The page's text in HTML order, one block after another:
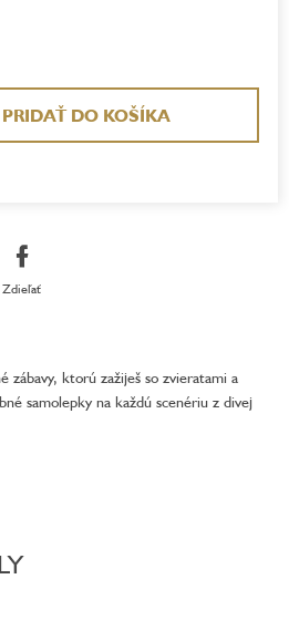
PRIDAŤ DO KOŠÍKA
Zdieľať
zábavy, ktorú zažiješ so zvieratami a
samolepky na každú scenériu z divej